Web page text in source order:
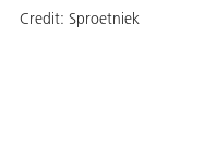
Credit: Sproetniek